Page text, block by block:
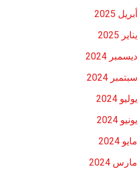
أبريل 2025
يناير 2025
ديسمبر 2024
سبتمبر 2024
يوليو 2024
يونيو 2024
مايو 2024
مارس 2024